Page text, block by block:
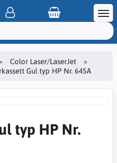
Color Laser/LaserJet
Gul typ HP Nr. 645A
typ HP Nr.